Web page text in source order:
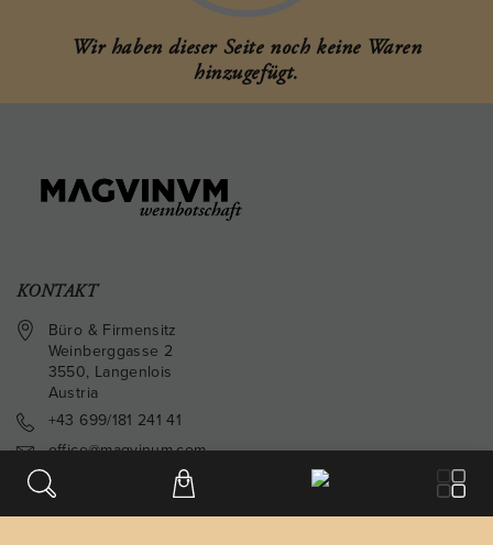
Wir haben dieser Seite noch keine Waren
hinzugefügt.
KONTAKT
Büro & Firmensitz
Weinberggasse 2
3550, Langenlois
Austria
+43 699/181 241 41
office@magvinum.com